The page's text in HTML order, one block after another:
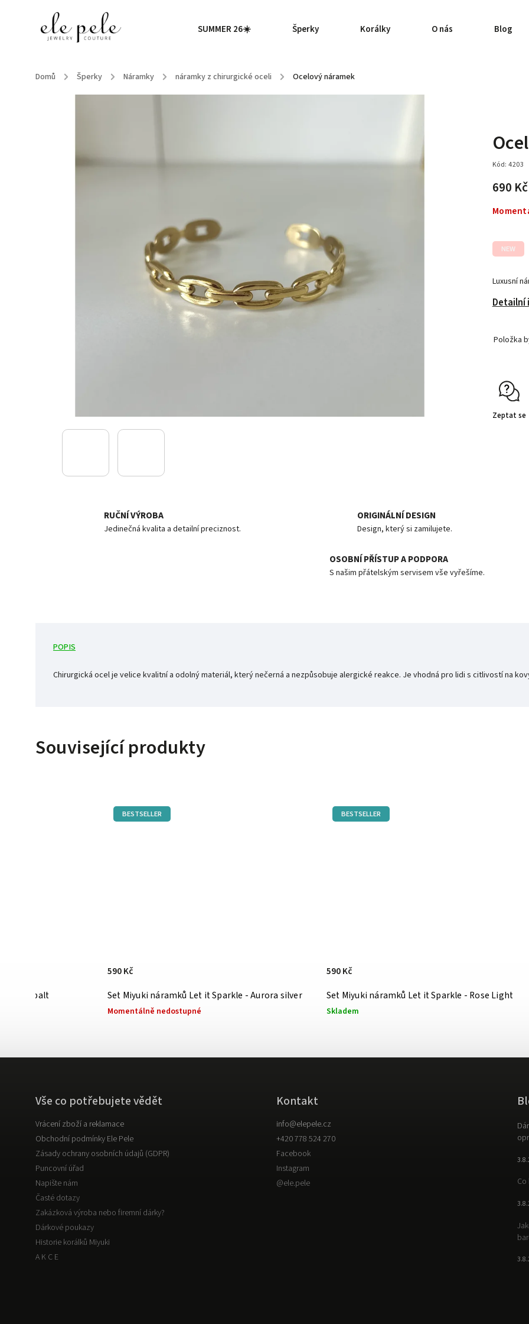
SUMMER 26☀️ Šperky Korálky O nás Blog
Domů / Šperky / Náramky / náramky z chirurgické oceli / Ocelový náramek
Kód: 4203
690 Kč
Luxusní
Detailní
NEW
Položka
Zeptat se
RUČNÍ VÝROBA
Jedinečná kvalita a detailní preciznost.
ORIGINÁLNÍ DESIGN
Design, který si zamilujete.
OSOBNÍ PŘÍSTUP A PODPORA
S našim přátelským servisem vše vyřešíme.
POPIS
Chirurgická ocel je velice kvalitní a odolný materiál, který nečerná a nezpůsobuje alergické reakce. Je vhodná pro lidi s citlivostí na
Související produkty
cobalt
BESTSELLER
Set Miyuki náramků Let it Sparkle - Aurora silver
Momentálně nedostupné
590 Kč
BESTSELLER
Set Miyuki náramků Let it Sparkle - Rose Light
Skladem
590 Kč
Vše co potřebujete vědět
Vrácení zboží a reklamace
Obchodní podmínky Ele Pele
Zásady ochrany osobních údajů (GDPR)
Puncovní úřad
Napište nám
Časté dotazy
Zakázková výroba nebo firemní dárky?
Dárkové poukazy
Historie korálků Miyuki
A K C E
Kontakt
info@elepele.cz
+420 778 524 270
Facebook
Instagram
@ele.pele